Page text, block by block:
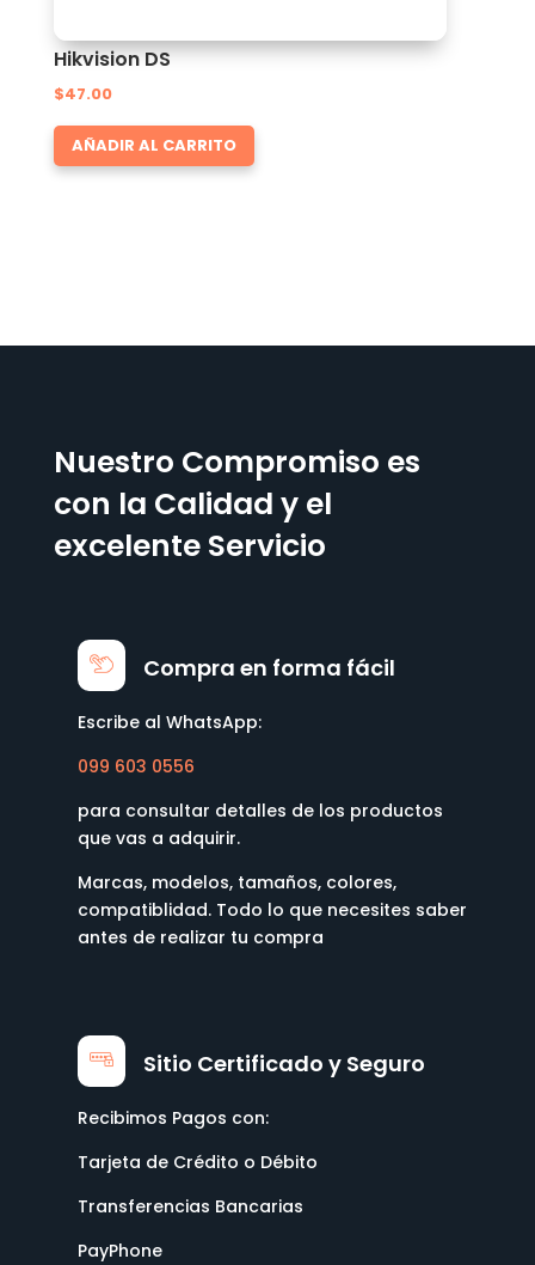
Hikvision DS
$47.00
AÑADIR AL CARRITO
Nuestro Compromiso es
con la Calidad y el
excelente Servicio
Compra en forma fácil
Escribe al WhatsApp:
099 603 0556
para consultar detalles de los productos
que vas a adquirir.
Marcas, modelos, tamaños, colores,
compatiblidad. Todo lo que necesites saber
antes de realizar tu compra
Sitio Certificado y Seguro
Recibimos Pagos con:
Tarjeta de Crédito o Débito
Transferencias Bancarias
PayPhone